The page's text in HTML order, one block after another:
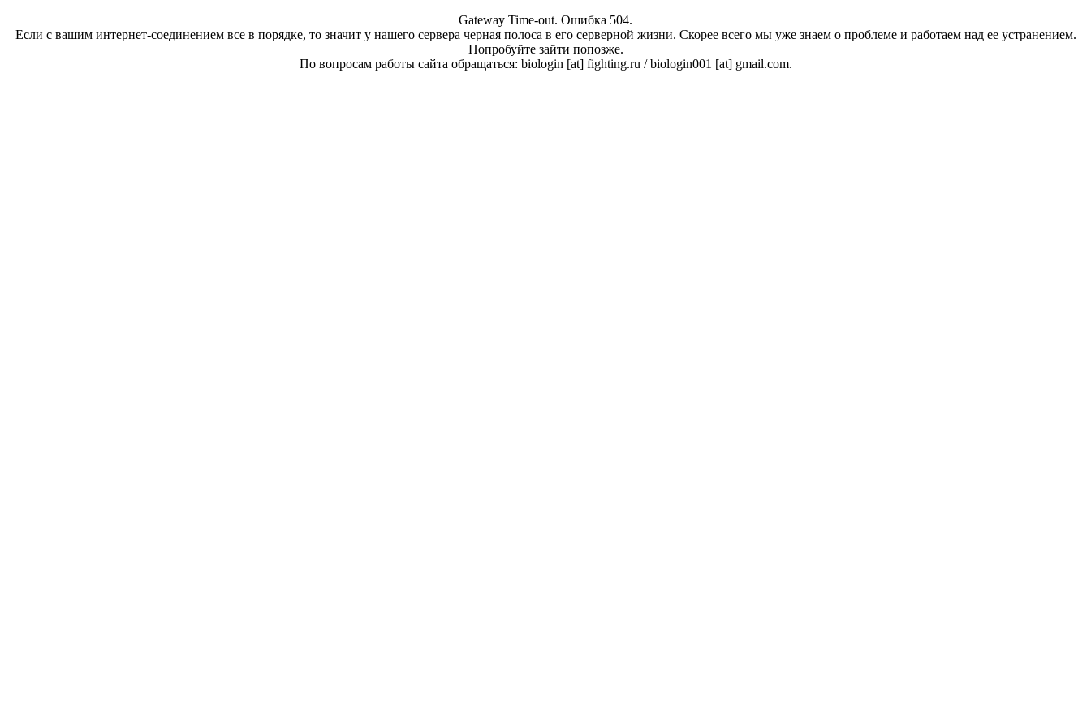
Gateway Time-out. Ошибка 504.
Если с вашим интернет-соединением все в порядке, то значит у нашего сервера черная полоса в его серверной жизни. Скорее всего мы уже знаем о проблеме и работаем над ее устранением.
Попробуйте зайти попозже.
По вопросам работы сайта обращаться: biologin [at] fighting.ru / biologin001 [at] gmail.com.